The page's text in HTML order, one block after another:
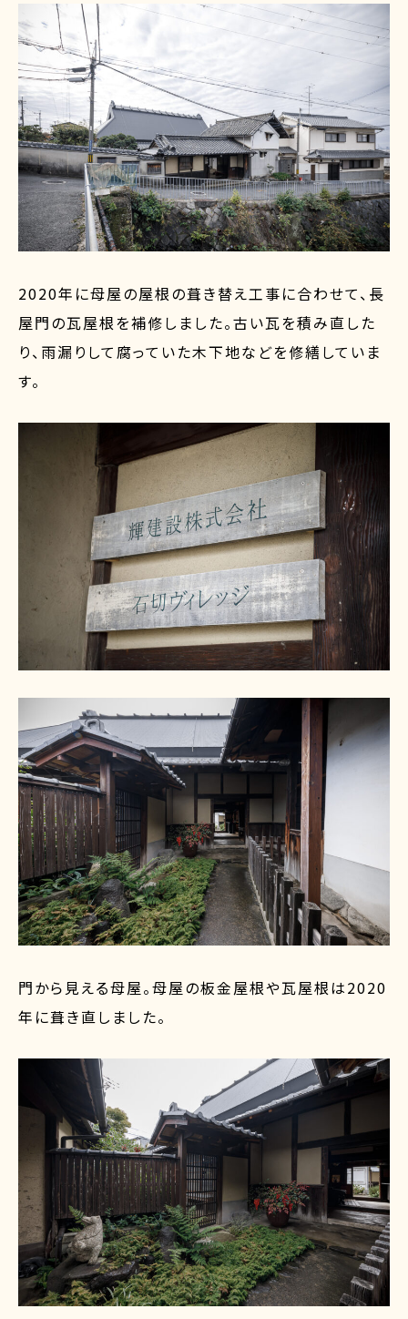
2020年に母屋の屋根の葺き替え工事に合わせて、長
屋門の瓦屋根を補修しました。古い瓦を積み直した
り、雨漏りして腐っていた木下地などを修繕していま
す。
門から見える母屋。母屋の板金屋根や瓦屋根は2020
年に葺き直しました。